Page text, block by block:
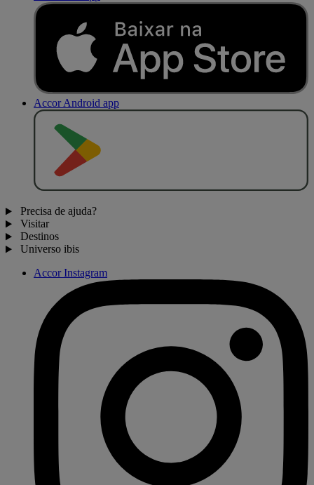
Accor Android app
Precisa de ajuda?
Visitar
Destinos
Universo ibis
Accor Instagram